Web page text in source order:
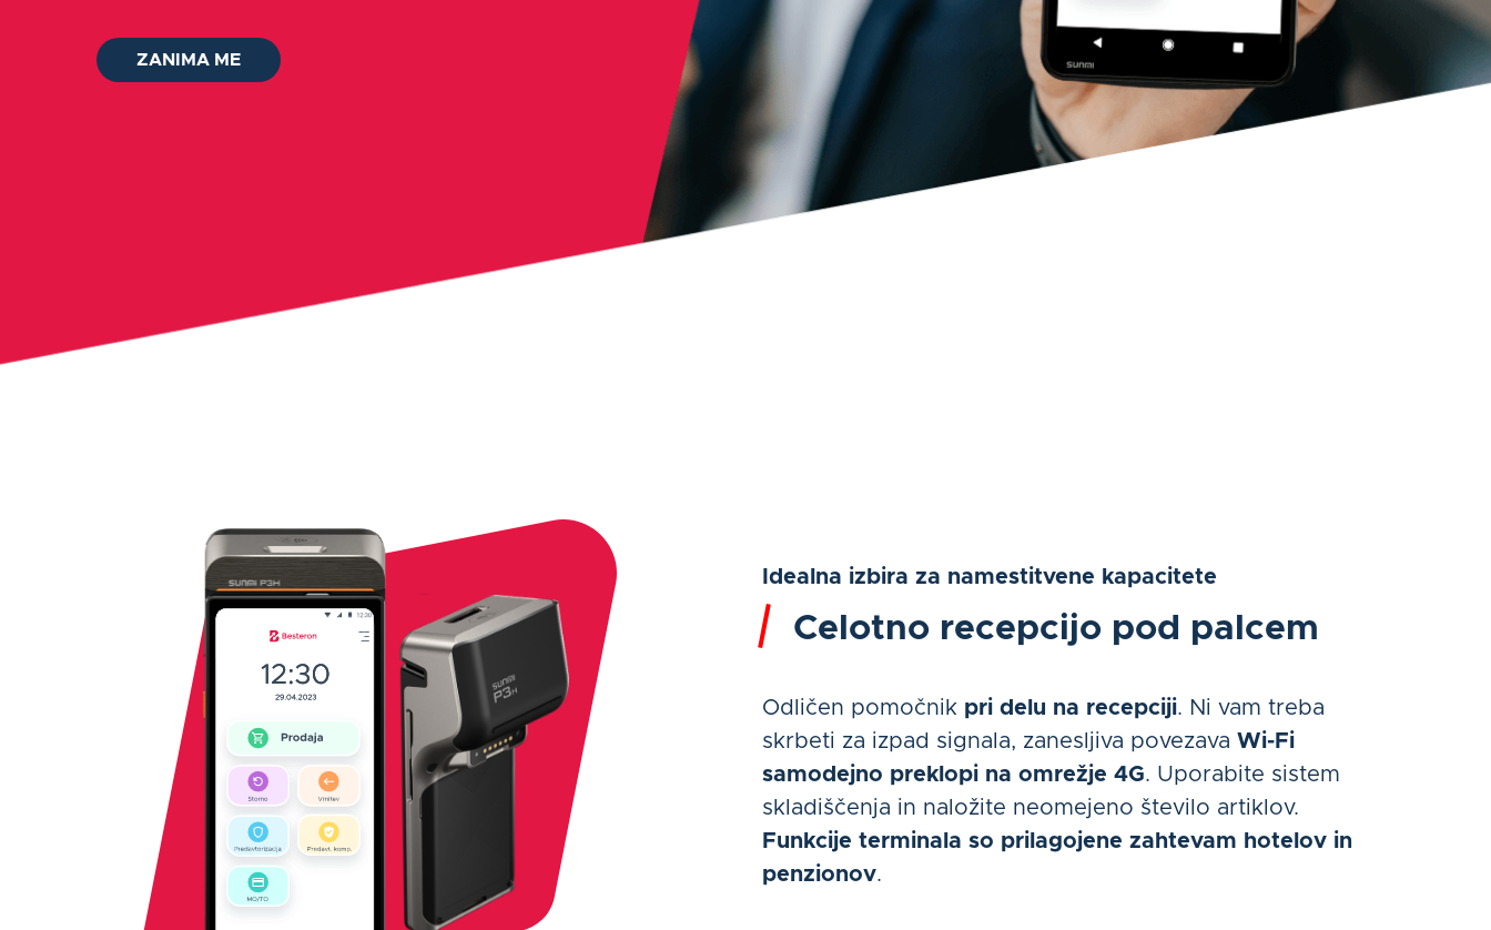
ZANIMA ME
Idealna izbira za namestitvene kapacitete
Celotno recepcijo pod palcem
Odličen pomočnik pri delu na recepciji. Ni vam treba
skrbeti za izpad signala, zanesljiva povezava Wi-Fi
samodejno preklopi na omrežje 4G. Uporabite sistem
skladiščenja in naložite neomejeno število artiklov.
Funkcije terminala so prilagojene zahtevam hotelov in
penzionov.